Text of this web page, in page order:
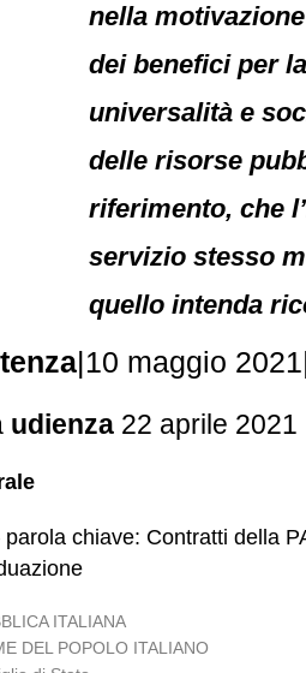
nella
dei benefici per
universalità e
delle risorse
riferimento, che
servizio stesso
quello intenda
|10 maggio
udienza 22 aprile 2021
parola chiave: Contratti della
ITALIANA
DEL POPOLO ITALIANO